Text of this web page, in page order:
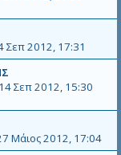
Σεπ 2012, 17:31
14 Σεπ 2012, 15:30
Μάιος 2012, 17:04